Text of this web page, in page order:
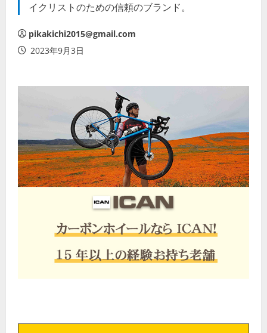
イクリストのための信頼のブランド。
pikakichi2015@gmail.com
2023年9月3日